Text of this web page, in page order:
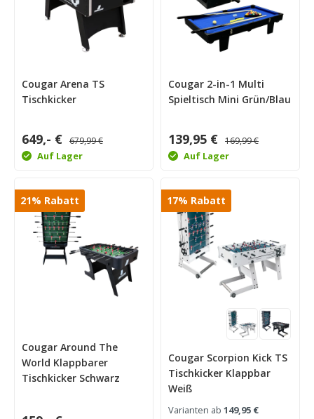
Cougar Arena TS
Tischkicker
649,- € 679,99 €
Auf Lager
Cougar 2-in-1 Multi
Spieltisch Mini Grün/Blau
139,95 € 169,99 €
Auf Lager
21% Rabatt
Cougar Around The
World Klappbarer
Tischkicker Schwarz
17% Rabatt
Cougar Scorpion Kick TS
Tischkicker Klappbar
Weiß
Varianten ab 149,95 €